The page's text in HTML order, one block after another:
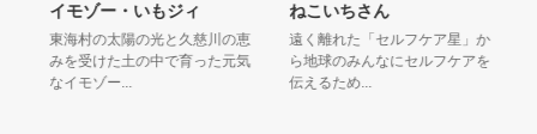
イモゾー・いもジィ
東海村の太陽の光と久慈川の恵
みを受けた土の中で育った元気
なイモゾー...
ねこいちさん
遠く離れた「セルフケア星」か
ら地球のみんなにセルフケアを
伝えるため...